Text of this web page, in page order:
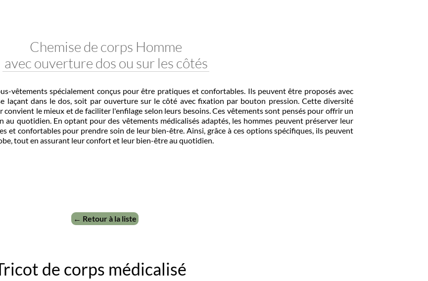
Chemise de corps Homme
avec ouverture dos ou sur les côtés
spécialement conçus pour être pratiques et confortables. Ils peuvent être proposés avec
dans le dos, soit par ouverture sur le côté avec fixation par bouton pression. Cette diversité
le mieux et de faciliter l'enfilage selon leurs besoins. Ces vêtements sont pensés pour offrir un
quotidien. En optant pour des vêtements médicalisés adaptés, les hommes peuvent préserver leur
confortables pour prendre soin de leur bien-être. Ainsi, grâce à ces options spécifiques, ils peuvent
tout en assurant leur confort et leur bien-être au quotidien.
← Retour à la liste
de corps médicalisé